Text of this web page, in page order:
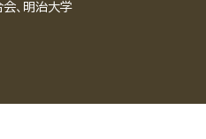
、明治大学